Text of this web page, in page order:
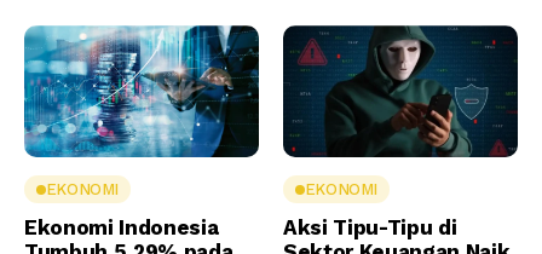
EKONOMI
Ekonomi Indonesia
EKONOMI
Aksi Tipu-Tipu di